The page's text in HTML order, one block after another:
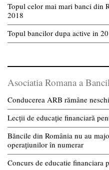
Topul celor mai mari banci din
2018
Topul bancilor dupa active in
Asociatia Romana a
Conducerea ARB rămâne
Lecții de educație financiară
Băncile din România nu au
operațiunilor în numerar
Concurs de educatie financiara